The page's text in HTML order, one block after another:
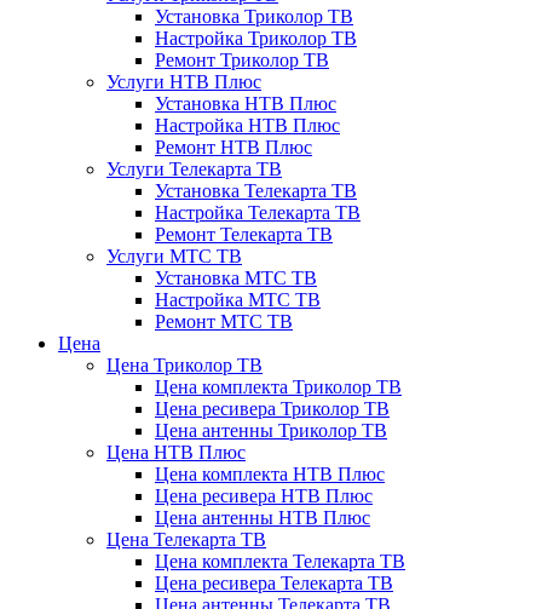
Установка Триколор ТВ
Настройка Триколор ТВ
Ремонт Триколор ТВ
Услуги НТВ Плюс
Установка НТВ Плюс
Настройка НТВ Плюс
Ремонт НТВ Плюс
Услуги Телекарта ТВ
Установка Телекарта ТВ
Настройка Телекарта ТВ
Ремонт Телекарта ТВ
Услуги МТС ТВ
Установка МТС ТВ
Настройка МТС ТВ
Ремонт МТС ТВ
Цена
Цена Триколор ТВ
Цена комплекта Триколор ТВ
Цена ресивера Триколор ТВ
Цена антенны Триколор ТВ
Цена НТВ Плюс
Цена комплекта НТВ Плюс
Цена ресивера НТВ Плюс
Цена антенны НТВ Плюс
Цена Телекарта ТВ
Цена комплекта Телекарта ТВ
Цена ресивера Телекарта ТВ
Цена антенны Телекарта ТВ